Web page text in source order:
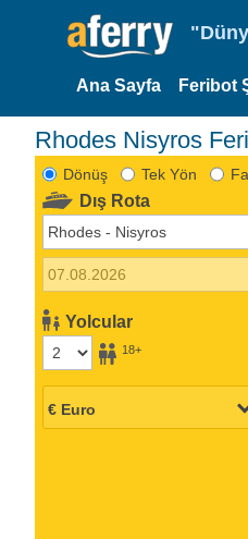
Ana Sayfa Feribot
Rhodes Nisyros
Dönüş Tek Yön
Dış Rota
Yolcular
18+